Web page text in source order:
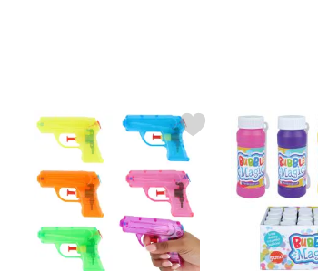
Merkitse vesipyssy Neon 11 cm suosikiksi